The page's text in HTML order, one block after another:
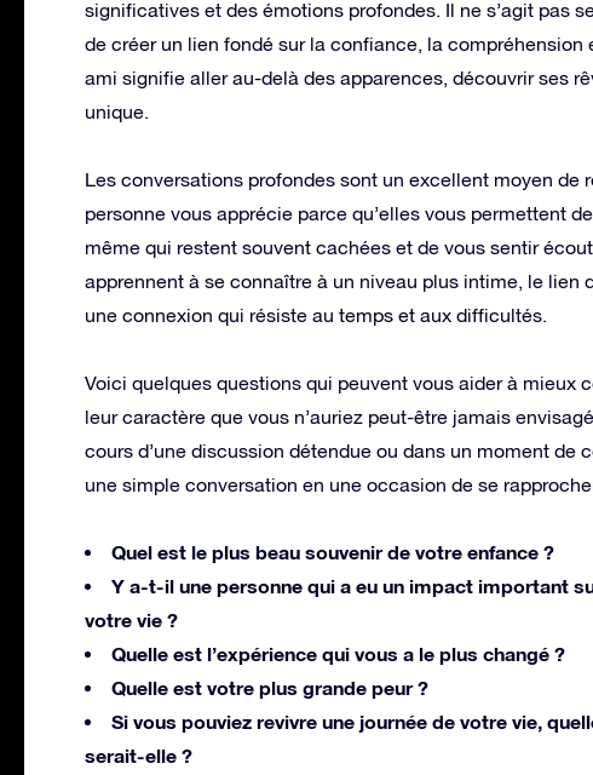
significatives et des émotions profondes. Il ne s’agit pas
de créer un lien fondé sur la confiance, la
ami signifie aller au-delà des apparences, découvrir ses
unique.
Les conversations profondes sont un excellent moyen de
personne vous apprécie parce qu’elles vous permettent
même qui restent souvent cachées et de vous sentir
apprennent à se connaître à un niveau plus intime, le
une connexion qui résiste au temps et aux difficultés.
Voici quelques questions qui peuvent vous aider à mieux
leur caractère que vous n’auriez peut-être jamais
cours d’une discussion détendue ou dans un moment
une simple conversation en une occasion de se
Quel est le plus beau souvenir de votre enfance ?
Y a-t-il une personne qui a eu un impact important
votre vie ?
Quelle est l’expérience qui vous a le plus changé ?
Quelle est votre plus grande peur ?
Si vous pouviez revivre une journée de votre vie,
serait-elle ?